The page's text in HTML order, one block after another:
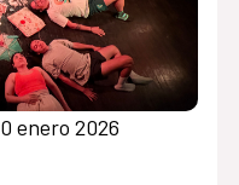
enero 2026